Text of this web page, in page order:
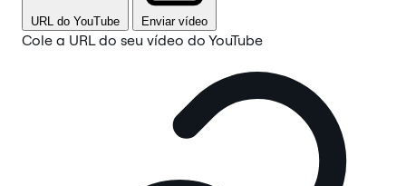
URL do YouTube Enviar vídeo
Cole a URL do seu vídeo do YouTube